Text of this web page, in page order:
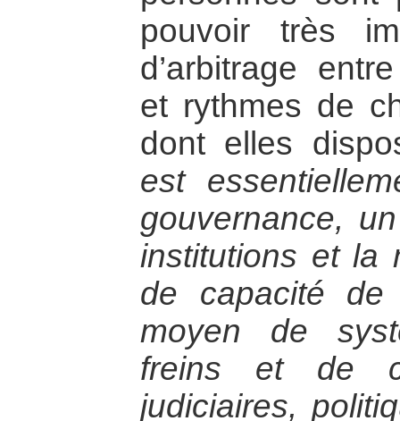
pouvoir très
d’arbitrage
et rythmes de
dont elles
est
gouvernance,
institutions et la
de capacité
moyen de
freins et de
judiciaires,